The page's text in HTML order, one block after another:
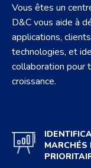
Vous êtes un
D&C vous aide à
applications,
technologies, et
collaboration pour
croissance.
MARCHÉS